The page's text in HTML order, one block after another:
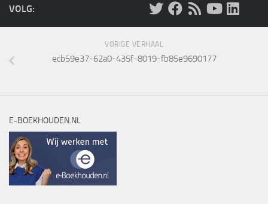
VOLG:
VORIGE VERHAAL
ecb59e37-62a0-435f-8019-fb85e9690177
E-BOEKHOUDEN.NL